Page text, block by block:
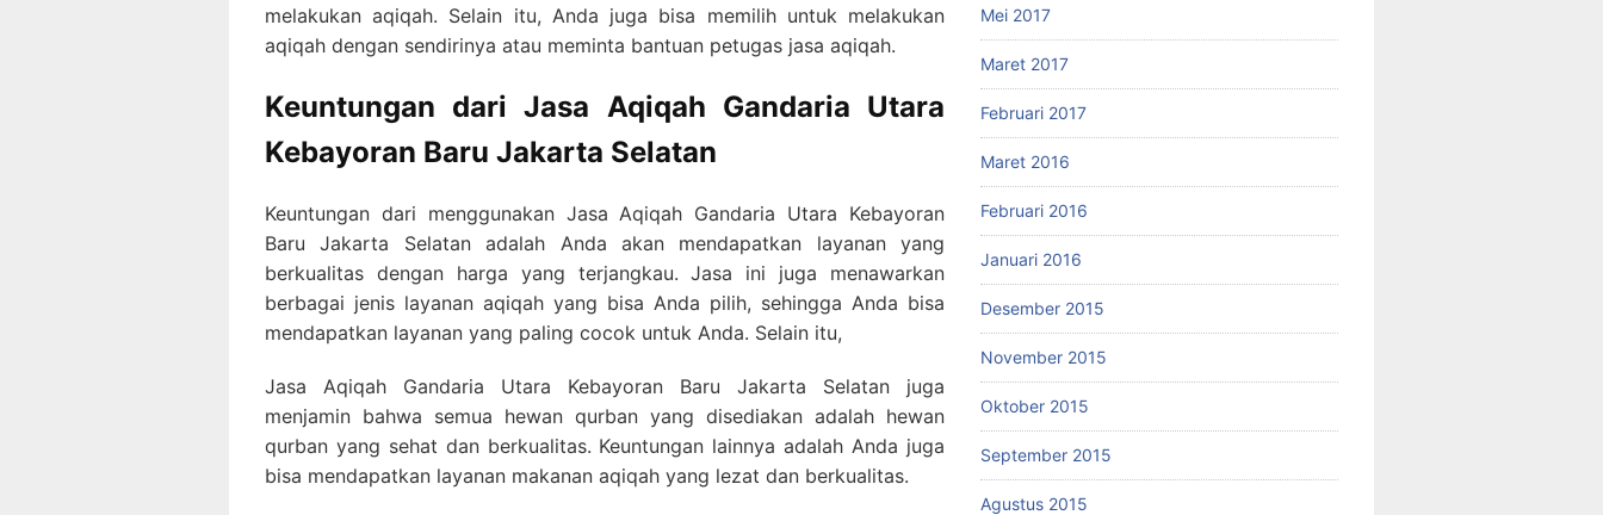
melakukan aqiqah. Selain itu, Anda juga bisa memilih untuk melakukan
aqiqah dengan sendirinya atau meminta bantuan petugas jasa aqiqah.
Keuntungan dari Jasa Aqiqah Gandaria Utara
Kebayoran Baru Jakarta Selatan
Keuntungan dari menggunakan Jasa Aqiqah Gandaria Utara Kebayoran
Baru Jakarta Selatan adalah Anda akan mendapatkan layanan yang
berkualitas dengan harga yang terjangkau. Jasa ini juga menawarkan
berbagai jenis layanan aqiqah yang bisa Anda pilih, sehingga Anda bisa
mendapatkan layanan yang paling cocok untuk Anda. Selain itu,
Jasa Aqiqah Gandaria Utara Kebayoran Baru Jakarta Selatan juga
menjamin bahwa semua hewan qurban yang disediakan adalah hewan
qurban yang sehat dan berkualitas. Keuntungan lainnya adalah Anda juga
bisa mendapatkan layanan makanan aqiqah yang lezat dan berkualitas.
Mei 2017
Maret 2017
Februari 2017
Maret 2016
Februari 2016
Januari 2016
Desember 2015
November 2015
Oktober 2015
September 2015
Agustus 2015